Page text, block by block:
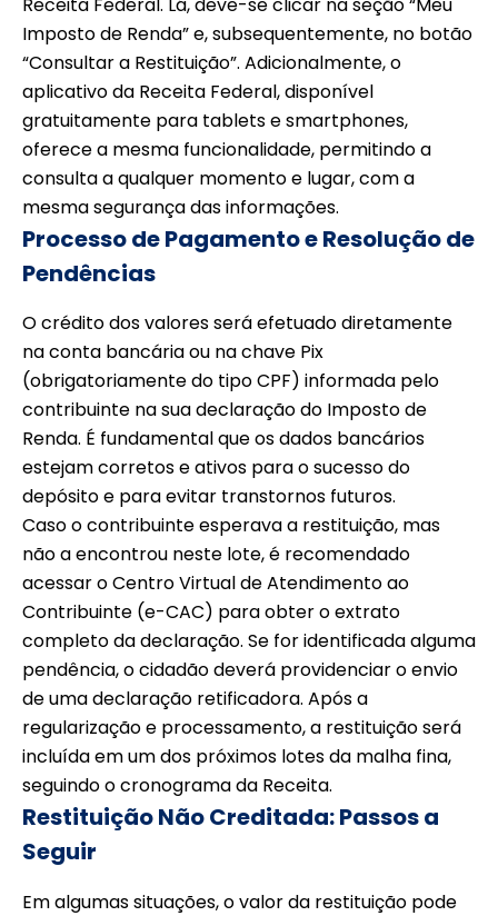
Receita Federal. Lá, deve-se clicar na seção “Meu
Imposto de Renda” e, subsequentemente, no botão
“Consultar a Restituição”. Adicionalmente, o
aplicativo da Receita Federal, disponível
gratuitamente para tablets e smartphones,
oferece a mesma funcionalidade, permitindo a
consulta a qualquer momento e lugar, com a
mesma segurança das informações.
Processo de Pagamento e Resolução de
Pendências
O crédito dos valores será efetuado diretamente
na conta bancária ou na chave Pix
(obrigatoriamente do tipo CPF) informada pelo
contribuinte na sua declaração do Imposto de
Renda. É fundamental que os dados bancários
estejam corretos e ativos para o sucesso do
depósito e para evitar transtornos futuros.
Caso o contribuinte esperava a restituição, mas
não a encontrou neste lote, é recomendado
acessar o Centro Virtual de Atendimento ao
Contribuinte (e-CAC) para obter o extrato
completo da declaração. Se for identificada alguma
pendência, o cidadão deverá providenciar o envio
de uma declaração retificadora. Após a
regularização e processamento, a restituição será
incluída em um dos próximos lotes da malha fina,
seguindo o cronograma da Receita.
Restituição Não Creditada: Passos a
Seguir
Em algumas situações, o valor da restituição pode